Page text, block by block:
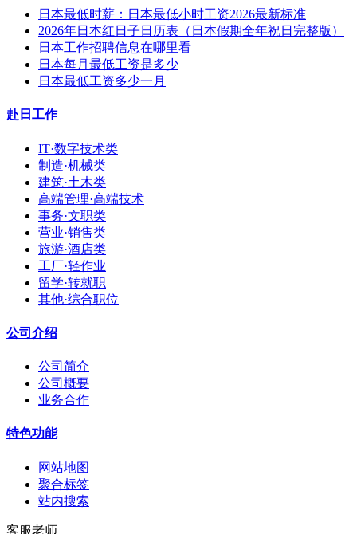
日本最低时薪：日本最低小时工资2026最新标准
2026年日本红日子日历表（日本假期全年祝日完整版）
日本工作招聘信息在哪里看
日本每月最低工资是多少
日本最低工资多少一月
赴日工作
IT·数字技术类
制造·机械类
建筑·土木类
高端管理·高端技术
事务·文职类
营业·销售类
旅游·酒店类
工厂·轻作业
留学·转就职
其他·综合职位
公司介绍
公司简介
公司概要
业务合作
特色功能
网站地图
聚合标签
站内搜索
客服老师